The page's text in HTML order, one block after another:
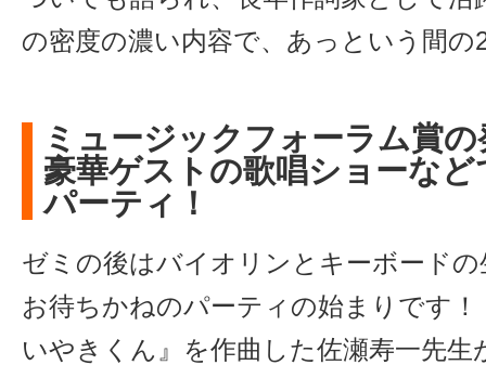
の密度の濃い内容で、あっという間の
ミュージックフォーラム賞
豪華ゲストの歌唱ショーな
パーティ！
ゼミの後はバイオリンとキーボード
お待ちかねのパーティの始まりです
いやきくん』を作曲した佐瀬寿一先